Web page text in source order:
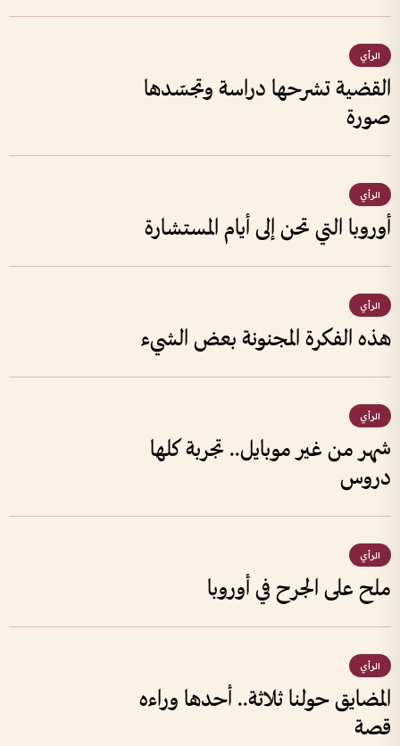
الرأي
القضية تشرحها دراسة وتجسّدها
صورة
الرأي
أوروبا التي تحن إلى أيام المستشارة
الرأي
هذه الفكرة المجنونة بعض الشيء
الرأي
شهر من غير موبايل.. تجربة كلها
دروس
الرأي
ملح على الجرح في أوروبا
الرأي
المضايق حولنا ثلاثة.. أحدها وراءه
قصة